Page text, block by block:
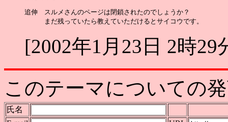
追伸　スルメさんのページは閉鎖されたのでしょうか？
[2002年1月23日 2時29
このテーマについての
氏名